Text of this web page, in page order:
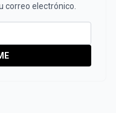
correo electrónico.